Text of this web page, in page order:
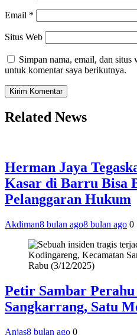
Email *
Situs Web
Simpan nama, email, dan situs
untuk komentar saya berikutnya.
Related News
Herman Jaya
Kasar di Barru Bisa
Pelanggaran Hukum
Akdiman8 bulan ago8 bulan ago 0
Petir Sambar
Sangkarrang, Satu
Anjas8 bulan ago 0